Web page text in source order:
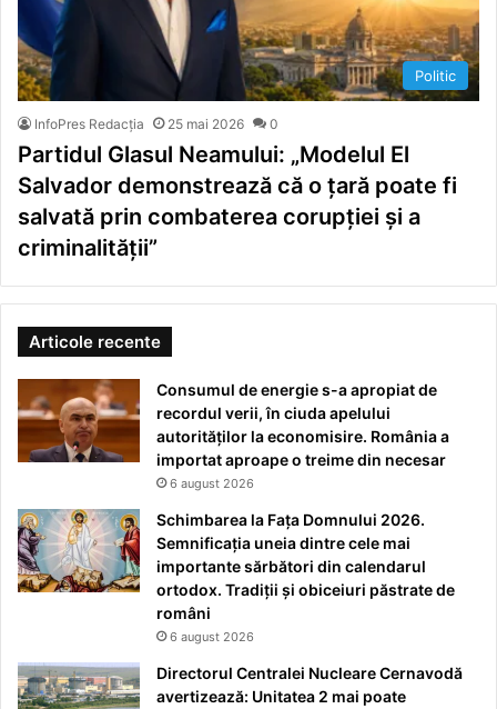
Politic
InfoPres Redacția 25 mai 2026 0
Partidul Glasul Neamului: „Modelul El
Salvador demonstrează că o țară poate fi
salvată prin combaterea corupției și a
criminalității”
Articole recente
Consumul de energie s-a apropiat de
recordul verii, în ciuda apelului
autorităților la economisire. România a
importat aproape o treime din necesar
6 august 2026
Schimbarea la Fața Domnului 2026.
Semnificația uneia dintre cele mai
importante sărbători din calendarul
ortodox. Tradiții și obiceiuri păstrate de
români
6 august 2026
Directorul Centralei Nucleare Cernavodă
avertizează: Unitatea 2 mai poate